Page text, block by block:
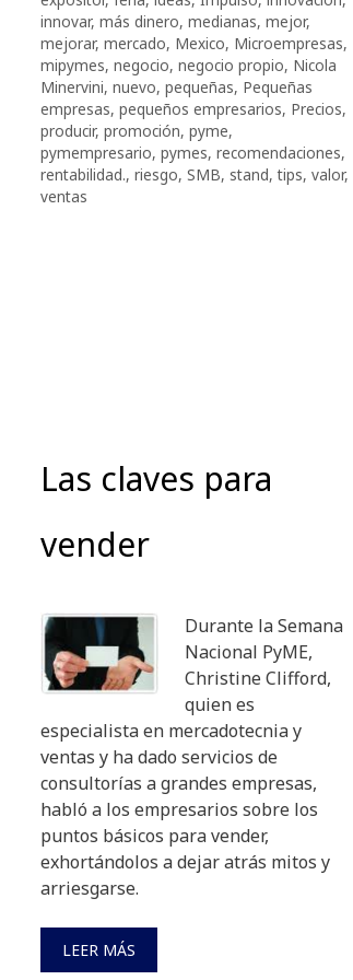
innovar, más dinero, medianas, mejor,
mejorar, mercado, Mexico, Microempresas,
mipymes, negocio, negocio propio, Nicola
Minervini, nuevo, pequeñas, Pequeñas
empresas, pequeños empresarios, Precios,
producir, promoción, pyme,
pymempresario, pymes, recomendaciones,
rentabilidad., riesgo, SMB, stand,tips, valor,
ventas
Las claves para
vender
Durante la Semana
Nacional PyME,
Christine Clifford,
quien es
especialista en mercadotecnia y
ventas y ha dado servicios de
consultorías a grandes empresas,
habló a los empresarios sobre los
puntos básicos para vender,
exhortándolos a dejar atrás mitos y
arriesgarse.
LEER MÁS